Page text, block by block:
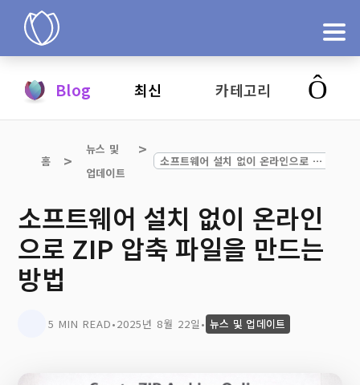
지금 시도
Blog 최신 카테고리
홈
뉴스 및
업데이트
소프트웨어 설치 없이 온라인으로 ZIP 압축 파일을 만드는 방법
소프트웨어 설치 없이 온라인
으로 ZIP 압축 파일을 만드는
방법
5 MIN READ•2025년 8월 22일 • 뉴스 및 업데이트